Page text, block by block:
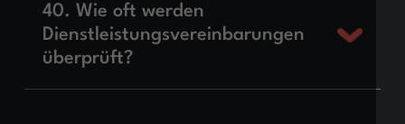
40. Wie oft werden
Dienstleistungsvereinbarungen
überprüft?